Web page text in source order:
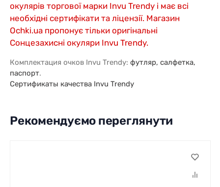
окулярів торгової марки Invu Trendy і має всі
необхідні сертифікати та ліцензії. Магазин
Ochki.ua пропонує тільки оригінальні
Сонцезахисні окуляри Invu Trendy.
Комплектация очков Invu Trendy: футляр, салфетка,
паспорт.
Сертификаты качества Invu Trendy
Рекомендуємо переглянути